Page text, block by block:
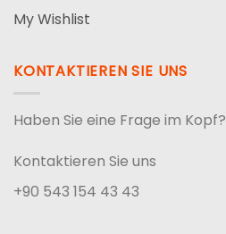
My Wishlist
KONTAKTIEREN SIE UNS
Haben Sie eine Frage im Kopf?
Kontaktieren Sie uns
+90 543 154 43 43